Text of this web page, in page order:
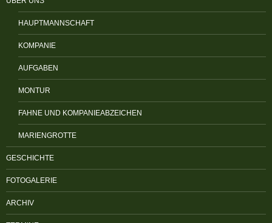
HAUPTMANNSCHAFT
KOMPANIE
AUFGABEN
MONTUR
FAHNE UND KOMPANIEABZEICHEN
MARIENGROTTE
GESCHICHTE
FOTOGALERIE
ARCHIV